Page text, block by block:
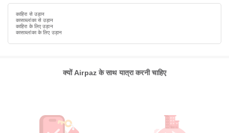
काहिरा से उड़ान
कासाब्लांका से उड़ान
काहिरा के लिए उड़ान
कासाब्लांका के लिए उड़ान
क्यों Airpaz के साथ यात्रा करनी चाहिए